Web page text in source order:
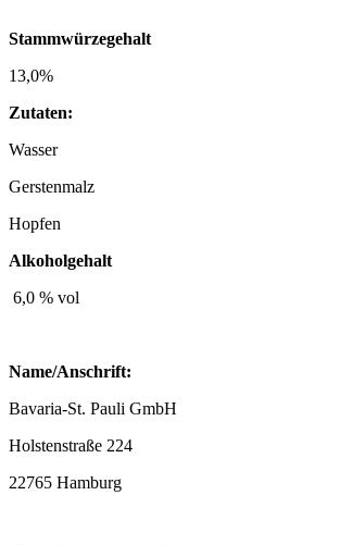
Stammwürzegehalt
13,0%
Zutaten:
Wasser
Gerstenmalz
Hopfen
Alkoholgehalt
6,0 % vol
Name/Anschrift:
Bavaria-St. Pauli GmbH
Holstenstraße 224
22765 Hamburg